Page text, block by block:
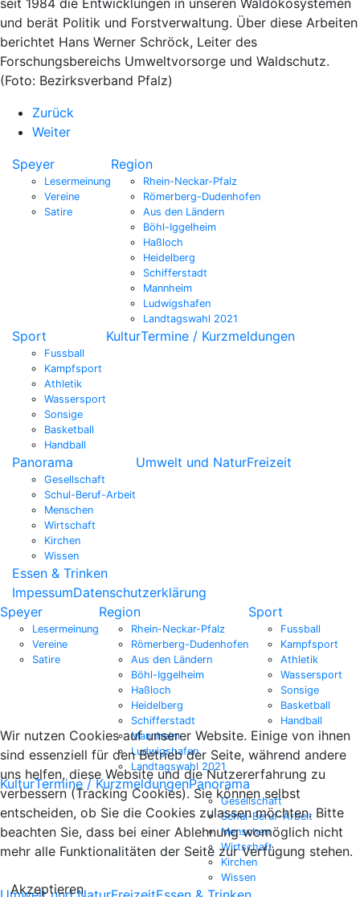
und berät Politik und Forstverwaltung. Über diese Arbeiten
berichtet Hans Werner Schröck, Leiter des
Forschungsbereichs Umweltvorsorge und Waldschutz.
(Foto: Bezirksverband Pfalz)
Zurück
Weiter
Speyer
Lesermeinung
Vereine
Satire
Region
Rhein-Neckar-Pfalz
Römerberg-Dudenhofen
Aus den Ländern
Böhl-Iggelheim
Haßloch
Heidelberg
Schifferstadt
Mannheim
Ludwigshafen
Landtagswahl 2021
Sport
Fussball
Kampfsport
Athletik
Wassersport
Sonsige
Basketball
Handball
KulturTermine / Kurzmeldungen
Panorama
Gesellschaft
Schul-Beruf-Arbeit
Menschen
Wirtschaft
Kirchen
Wissen
Umwelt und NaturFreizeit
Essen & Trinken
ImpessumDatenschutzerklärung
Speyer
Lesermeinung
Vereine
Satire
Region
Rhein-Neckar-Pfalz
Römerberg-Dudenhofen
Aus den Ländern
Böhl-Iggelheim
Haßloch
Heidelberg
Schifferstadt
Mannheim
Ludwigshafen
Landtagswahl 2021
Sport
Fussball
Kampfsport
Athletik
Wassersport
Sonsige
Basketball
Handball
KulturTermine / KurzmeldungenPanorama
Gesellschaft
Schul-Beruf-Arbeit
Menschen
Wirtschaft
Kirchen
Wissen
Wir nutzen Cookies auf unserer Website. Einige von ihnen
sind essenziell für den Betrieb der Seite, während andere
uns helfen, diese Website und die Nutzererfahrung zu
verbessern (Tracking Cookies). Sie können selbst
entscheiden, ob Sie die Cookies zulassen möchten. Bitte
beachten Sie, dass bei einer Ablehnung womöglich nicht
mehr alle Funktionalitäten der Seite zur Verfügung stehen.
Akzeptieren